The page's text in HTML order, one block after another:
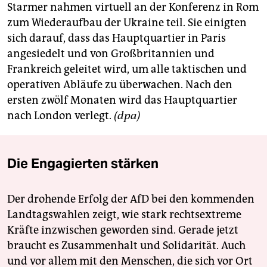
Starmer nahmen virtuell an der Konferenz in Rom
zum Wiederaufbau der Ukraine teil. Sie einigten
sich darauf, dass das Hauptquartier in Paris
angesiedelt und von Großbritannien und
Frankreich geleitet wird, um alle taktischen und
operativen Abläufe zu überwachen. Nach den
ersten zwölf Monaten wird das Hauptquartier
nach London verlegt. (dpa)
Die Engagierten stärken
Der drohende Erfolg der AfD bei den kommenden
Landtagswahlen zeigt, wie stark rechtsextreme
Kräfte inzwischen geworden sind. Gerade jetzt
braucht es Zusammenhalt und Solidarität. Auch
und vor allem mit den Menschen, die sich vor Ort